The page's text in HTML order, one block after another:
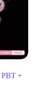
PBT +